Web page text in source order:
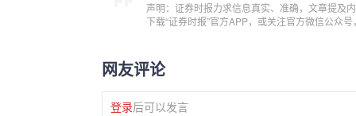
声明：证券时报力求信息真实、准确，文章提及
下载“证券时报”官方APP，或关注官方微信公众
网友评论
登录后可以发言